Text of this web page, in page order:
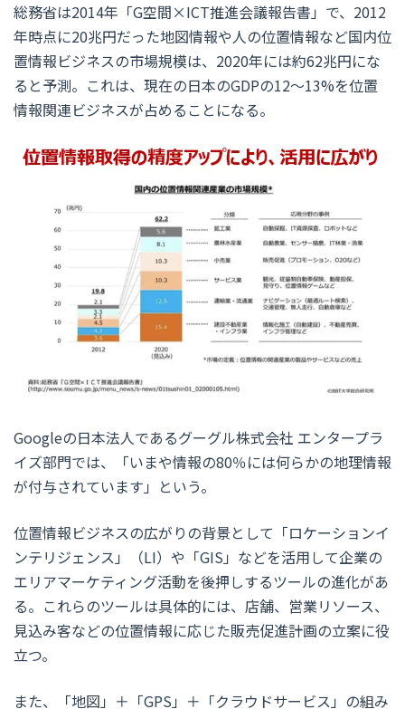
総務省は2014年「G空間×ICT推進会議報告書」で、2012
年時点に20兆円だった地図情報や人の位置情報など国内位
置情報ビジネスの市場規模は、2020年には約62兆円にな
ると予測。これは、現在の日本のGDPの12～13%を位置
情報関連ビジネスが占めることになる。
Googleの日本法人であるグーグル株式会社 エンタープラ
イズ部門では、「いまや情報の80％には何らかの地理情報
が付与されています」という。
位置情報ビジネスの広がりの背景として「ロケーションイ
ンテリジェンス」（LI）や「GIS」などを活用して企業の
エリアマーケティング活動を後押しするツールの進化があ
る。これらのツールは具体的には、店舗、営業リソース、
見込み客などの位置情報に応じた販売促進計画の立案に役
立つ。
また、「地図」＋「GPS」＋「クラウドサービス」の組み